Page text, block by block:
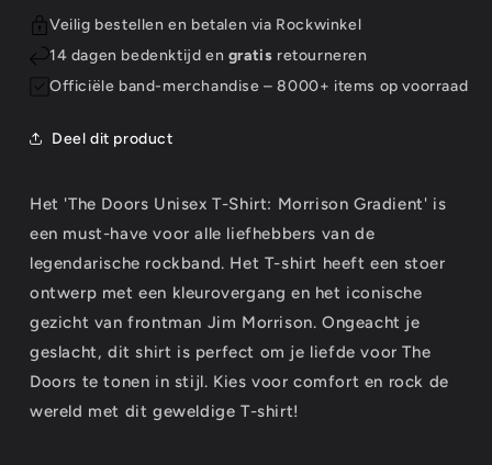
Veilig bestellen en betalen via Rockwinkel
14 dagen bedenktijd en gratis retourneren
Officiële band-merchandise – 8000+ items op voorraad
Deel dit product
Het 'The Doors Unisex T-Shirt: Morrison Gradient' is
een must-have voor alle liefhebbers van de
legendarische rockband. Het T-shirt heeft een stoer
ontwerp met een kleurovergang en het iconische
gezicht van frontman Jim Morrison. Ongeacht je
geslacht, dit shirt is perfect om je liefde voor The
Doors te tonen in stijl. Kies voor comfort en rock de
wereld met dit geweldige T-shirt!